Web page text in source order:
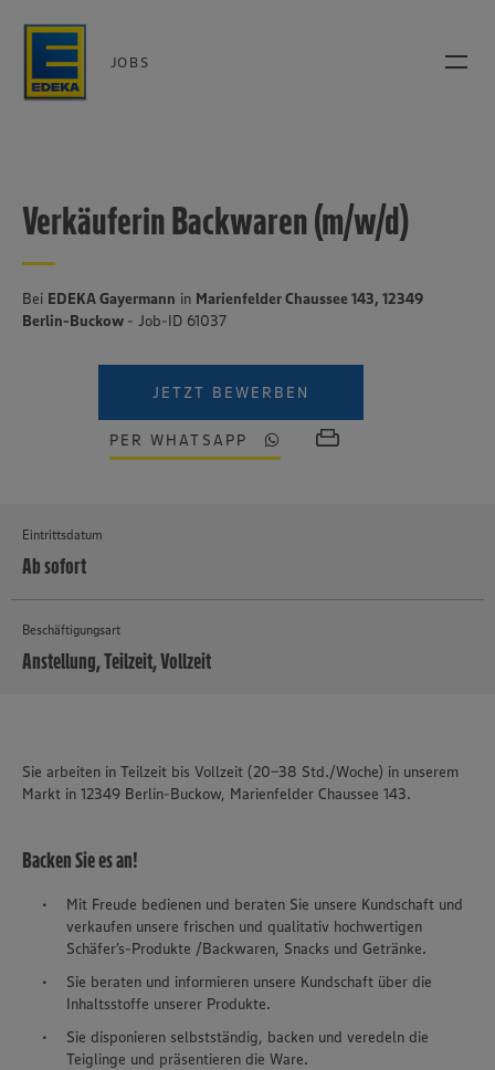
JOBS
Verkäuferin Backwaren (m/w/d)
Bei EDEKA Gayermann in Marienfelder Chaussee 143, 12349
Berlin-Buckow - Job-ID 61037
JETZT BEWERBEN
PER WHATSAPP
Eintrittsdatum
Ab sofort
Beschäftigungsart
Anstellung, Teilzeit, Vollzeit
Sie arbeiten in Teilzeit bis Vollzeit (20-38 Std./Woche) in unserem
Markt in 12349 Berlin-Buckow, Marienfelder Chaussee 143.
Backen Sie es an!
Mit Freude bedienen und beraten Sie unsere Kundschaft und
verkaufen unsere frischen und qualitativ hochwertigen
Schäfer’s-Produkte /Backwaren, Snacks und Getränke.
Sie beraten und informieren unsere Kundschaft über die
Inhaltsstoffe unserer Produkte.
Sie disponieren selbstständig, backen und veredeln die
Teiglinge und präsentieren die Ware.